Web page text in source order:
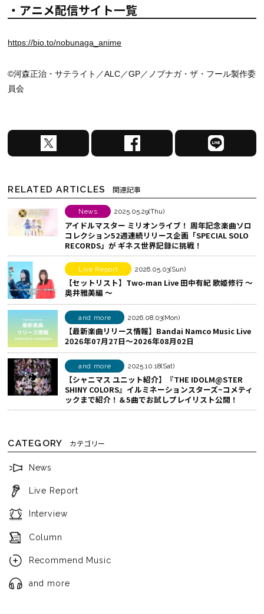
・アニメ配信サイト一覧
https://bio.to/nobunaga_anime
©河森正治・サテライト／ALC／GP／ノブナガ・ザ・フール製作委
員会
X
で
ア
F
a
b
o
o
k
で
シ
ェ
ア
す
る
L
I
ェ
ア
す
る
RELATED ARTICLES 関連記事
News 2025.05.29(Thu)
アイドルマスター ミリオンライブ！ 周年記念楽曲ソロ
コレクション52週連続リリース企画「SPECIAL SOLO
RECORDS」が ギネス世界記録に挑戦！
Live Report 2026.05.03(Sun)
【セットリスト】Two-man Live 田中有紀 歌姫修行 ～
奥井雅美編 ～
and more 2026.08.03(Mon)
【最新楽曲リリース情報】Bandai Namco Music Live
2026年07月27日～2026年08月02日
and more 2025.10.18(Sat)
【シャニマス ユニット紹介】『THE IDOLM@STER
SHINY COLORS』イルミネーションスターズ~コメティ
ックまで紹介！＆5曲でお試しプレイリスト公開！
CATEGORY カテゴリー
News
Live Report
Interview
Column
Recommend Music
and more